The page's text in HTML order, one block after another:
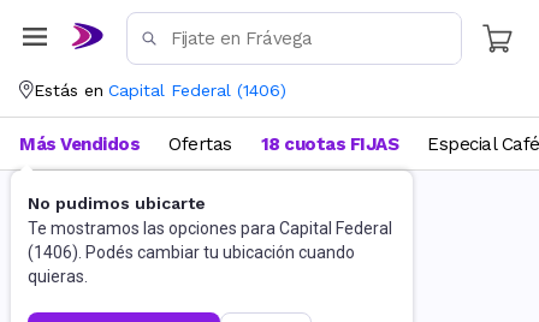
Estás en Capital Federal (1406)
No pudimos ubicarte
Te mostramos las opciones para Capital Federal
(1406). Podés cambiar tu ubicación cuando
quieras.
Más Vendidos Ofertas 18 cuotas FIJAS Especial Café